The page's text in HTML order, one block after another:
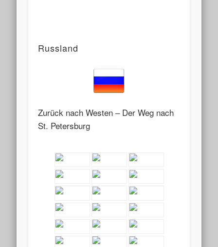
Russland
Zurück nach Westen – Der Weg nach
St. Petersburg